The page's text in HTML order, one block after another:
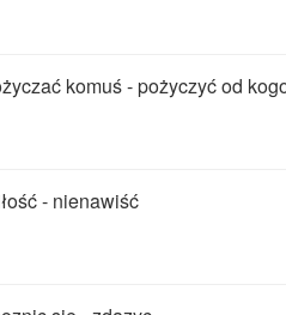
komuś - pożyczyć od
- nienawiść